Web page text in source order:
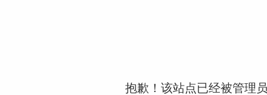
抱歉！该站点已经被管理